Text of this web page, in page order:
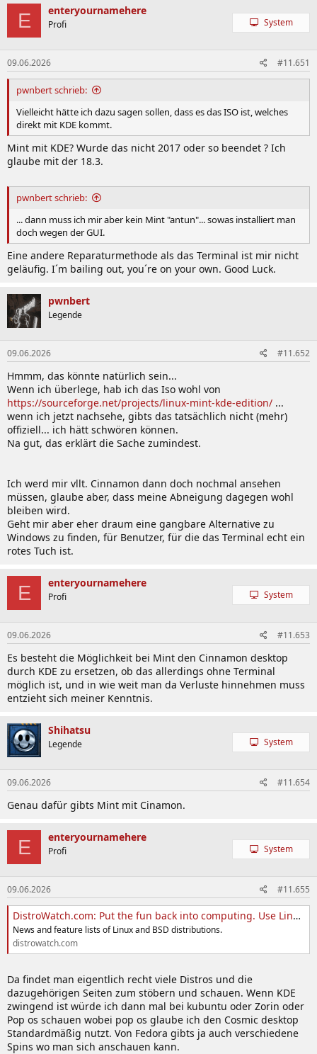
k
t
i
o
n
e
n
:
E enteryournamehere
Profi System
09.06.2026 #11.651
pwnbert schrieb:
Vielleicht hätte ich dazu sagen sollen, dass es das ISO ist, welches
direkt mit KDE kommt.
Mint mit KDE? Wurde das nicht 2017 oder so beendet ? Ich
glaube mit der 18.3.
pwnbert schrieb:
... dann muss ich mir aber kein Mint "antun"... sowas installiert man
doch wegen der GUI.
Eine andere Reparaturmethode als das Terminal ist mir nicht
geläufig. I´m bailing out, you´re on your own. Good Luck.
pwnbert
Legende
09.06.2026 #11.652
Hmmm, das könnte natürlich sein...
Wenn ich überlege, hab ich das Iso wohl von
https://sourceforge.net/projects/linux-mint-kde-edition/ ...
wenn ich jetzt nachsehe, gibts das tatsächlich nicht (mehr)
offiziell... ich hätt schwören können.
Na gut, das erklärt die Sache zumindest.
Ich werd mir vllt. Cinnamon dann doch nochmal ansehen
müssen, glaube aber, dass meine Abneigung dagegen wohl
bleiben wird.
Geht mir aber eher draum eine gangbare Alternative zu
Windows zu finden, für Benutzer, für die das Terminal echt ein
rotes Tuch ist.
E enteryournamehere
Profi System
09.06.2026 #11.653
Es besteht die Möglichkeit bei Mint den Cinnamon desktop
durch KDE zu ersetzen, ob das allerdings ohne Terminal
möglich ist, und in wie weit man da Verluste hinnehmen muss
entzieht sich meiner Kenntnis.
Shihatsu
Legende System
09.06.2026 #11.654
Genau dafür gibts Mint mit Cinamon.
E enteryournamehere
Profi System
09.06.2026 #11.655
DistroWatch.com: Put the fun back into computing. Use Linux, BSD.
News and feature lists of Linux and BSD distributions.
distrowatch.com
Da findet man eigentlich recht viele Distros und die
dazugehörigen Seiten zum stöbern und schauen. Wenn KDE
zwingend ist würde ich dann mal bei kubuntu oder Zorin oder
Pop os schauen wobei pop os glaube ich den Cosmic desktop
Standardmäßig nutzt. Von Fedora gibts ja auch verschiedene
Spins wo man sich anschauen kann.